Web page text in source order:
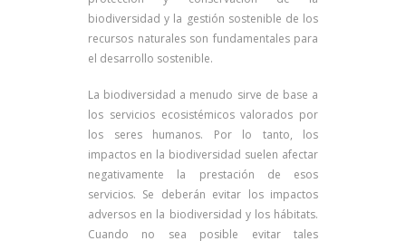
biodiversidad y la gestión sostenible de los
recursos naturales son fundamentales para
el desarrollo sostenible.
La biodiversidad a menudo sirve de base a
los servicios ecosistémicos valorados por
los seres humanos. Por lo tanto, los
impactos en la biodiversidad suelen afectar
negativamente la prestación de esos
servicios. Se deberán evitar los impactos
adversos en la biodiversidad y los hábitats.
Cuando no sea posible evitar tales